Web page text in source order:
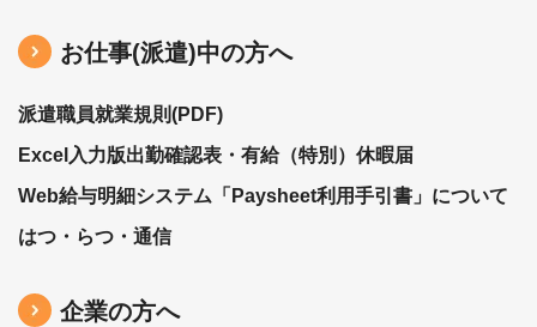
お仕事(派遣)中の⽅へ
派遣職員就業規則(PDF)
Excel入力版出勤確認表・有給（特別）休暇届
Web給与明細システム「Paysheet利用手引書」について
はつ・らつ・通信
企業の方へ